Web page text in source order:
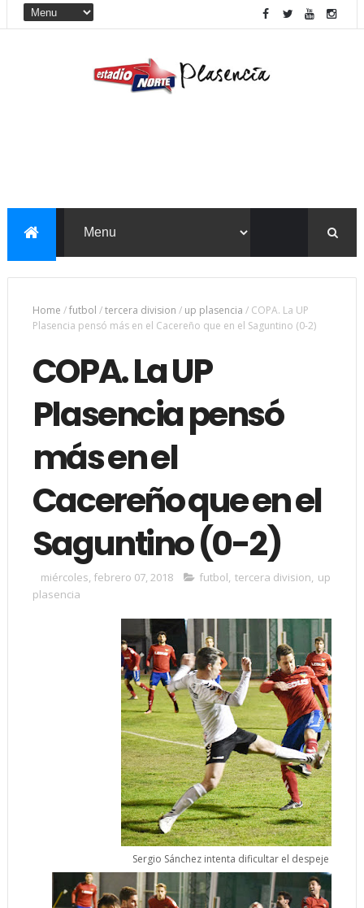
Home /futbol /tercera division / up plasencia / COPA. La UP
Plasencia pensó más en el Cacereño que en el Saguntino (0-2)
COPA. La UP
Plasencia pensó
más en el
Cacereño que en el
Saguntino (0-2)
miércoles, febrero 07, 2018 futbol, tercera division, up
plasencia
Sergio Sánchez intenta dificultar el despeje del